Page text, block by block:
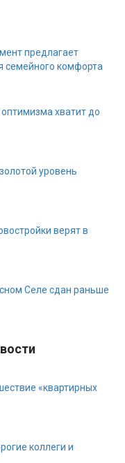
предлагает
семейного комфорта
хватит до
уровень
верят в
Селе сдан раньше
«квартирных
коллеги и